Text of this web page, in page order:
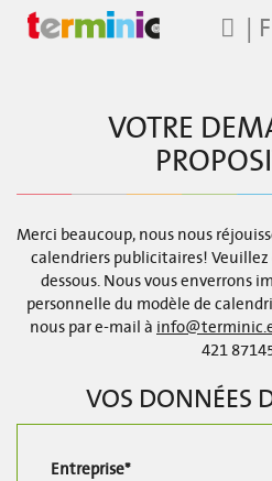
|
VOTRE
Merci beaucoup, nous nous
calendriers publicitaires!
dessous. Nous vous enverrons
personnelle du modèle de
nous par e-mail à
421
VOS DONNÉES
Entreprise*